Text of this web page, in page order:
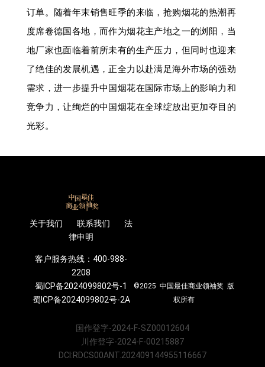
订单。随着年末销售旺季的来临，抢购烟花的热潮再
度席卷德国各地，而作为烟花主产地之一的浏阳，当
地厂家也面临着前所未有的生产压力，但同时也迎来
了绝佳的发展机遇，正全力以赴满足海外市场的强劲
需求，进一步提升中国烟花在国际市场上的影响力和
竞争力，让绚烂的中国烟花在全球绽放出更加夺目的
光彩。
关于我们 联系我们 法
律申明
客户服务热线：400-988-
2208
蜀ICP备2024099802号-1
蜀ICP备2024099802号-2A
©2025 中国最佳商业领袖奖 版
权所有
国作登字-2024-F-SZ00012604
川作登字-2024-F-00215887
DCI:RDCS00ANT.202409144955116667